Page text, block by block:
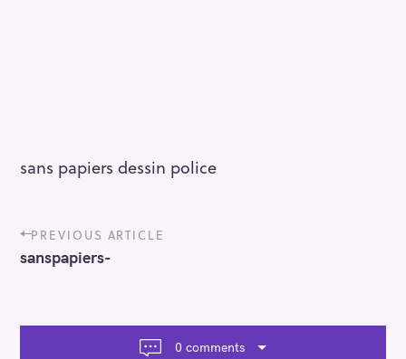
sans papiers dessin police
P
s
a
PREVIOUS ARTICLE
sanspapiers-
0 comments